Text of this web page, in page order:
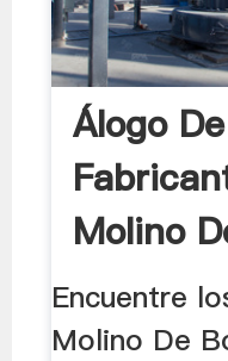
Álogo De
Molino
Encuentre
Molino De